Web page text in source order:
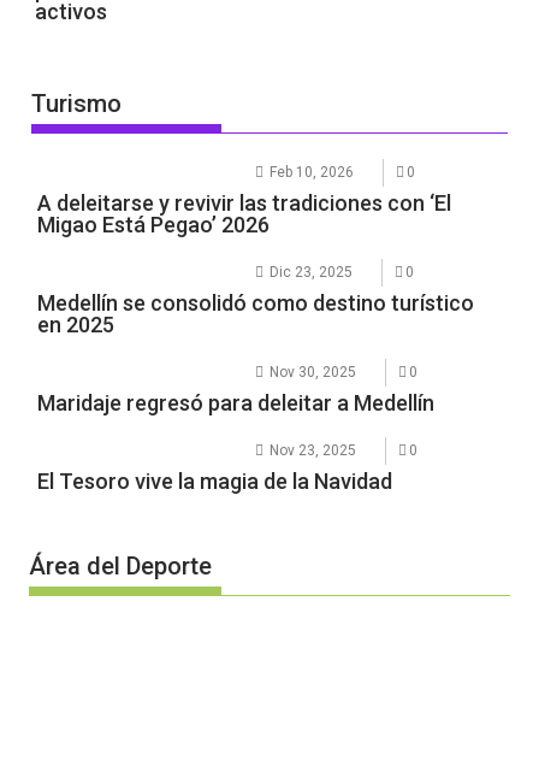
activos
Turismo
Feb 10, 2026 0
A deleitarse y revivir las tradiciones con ‘El
Migao Está Pegao’ 2026
Dic 23, 2025 0
Medellín se consolidó como destino turístico
en 2025
Nov 30, 2025 0
Maridaje regresó para deleitar a Medellín
Nov 23, 2025 0
El Tesoro vive la magia de la Navidad
Área del Deporte